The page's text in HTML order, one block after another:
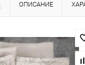
ОПИСАНИЕ